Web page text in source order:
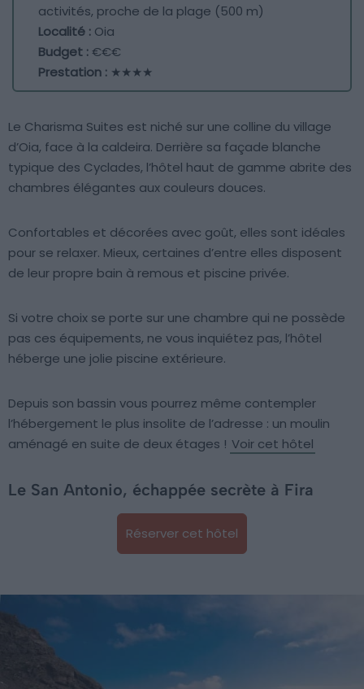
activités, proche de la plage (500 m)
Localité : Oia
Budget :€€€
Prestation : ★★★★
Le Charisma Suites est niché sur une colline du village
d’Oia, face à la caldeira. Derrière sa façade blanche
typique des Cyclades, l’hôtel haut de gamme abrite des
chambres élégantes aux couleurs douces.
Confortables et décorées avec goût, elles sont idéales
pour se relaxer. Mieux, certaines d’entre elles disposent
de leur propre bain à remous et piscine privée.
Si votre choix se porte sur une chambre qui ne possède
pas ces équipements, ne vous inquiétez pas, l’hôtel
héberge une jolie piscine extérieure.
Depuis son bassin vous pourrez même contempler
l’hébergement le plus insolite de l’adresse : un moulin
aménagé en suite de deux étages ! Voir cet hôtel
Le San Antonio, échappée secrète à Fira
Réserver cet hôtel